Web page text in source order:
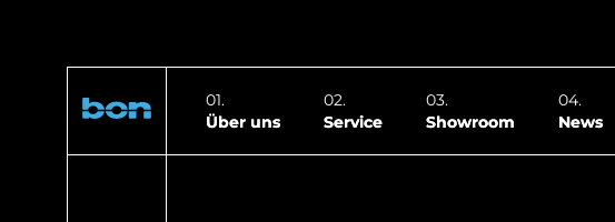
Über uns Service Showroom News